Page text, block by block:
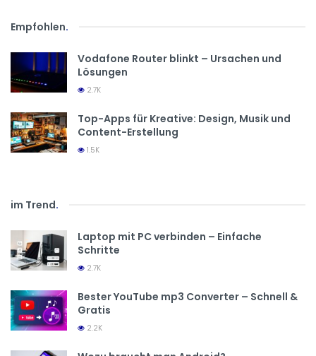
Empfohlen.
Vodafone Router blinkt – Ursachen und
Lösungen
2.7K
Top-Apps für Kreative: Design, Musik und
Content-Erstellung
1.5K
im Trend.
Laptop mit PC verbinden – Einfache
Schritte
2.7K
Bester YouTube mp3 Converter – Schnell &
Gratis
2.2K